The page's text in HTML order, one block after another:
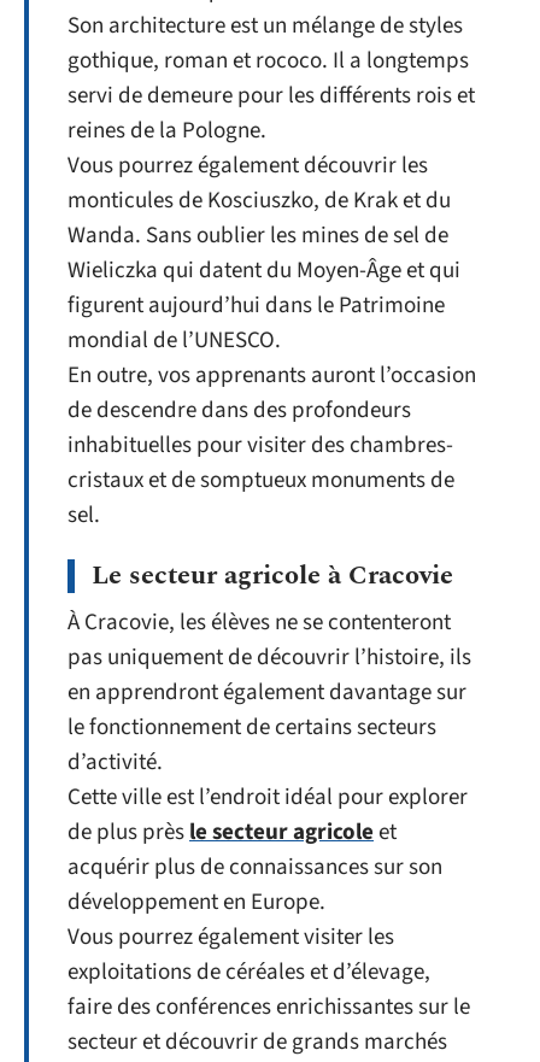
Son architecture est un mélange de styles
gothique, roman et rococo. Il a longtemps
servi de demeure pour les différents rois et
reines de la Pologne.
Vous pourrez également découvrir les
monticules de Kosciuszko, de Krak et du
Wanda. Sans oublier les mines de sel de
Wieliczka qui datent du Moyen-Âge et qui
figurent aujourd’hui dans le Patrimoine
mondial de l’UNESCO.
En outre, vos apprenants auront l’occasion
de descendre dans des profondeurs
inhabituelles pour visiter des chambres-
cristaux et de somptueux monuments de
sel.
Le secteur agricole à Cracovie
À Cracovie, les élèves ne se contenteront
pas uniquement de découvrir l’histoire, ils
en apprendront également davantage sur
le fonctionnement de certains secteurs
d’activité.
Cette ville est l’endroit idéal pour explorer
de plus prèsle secteur agricoleet
acquérir plus de connaissances sur son
développement en Europe.
Vous pourrez également visiter les
exploitations de céréales et d’élevage,
faire des conférences enrichissantes sur le
secteur et découvrir de grands marchés